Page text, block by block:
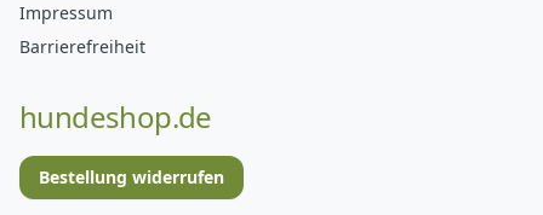
Impressum
Barrierefreiheit
hundeshop.de
Bestellung widerrufen